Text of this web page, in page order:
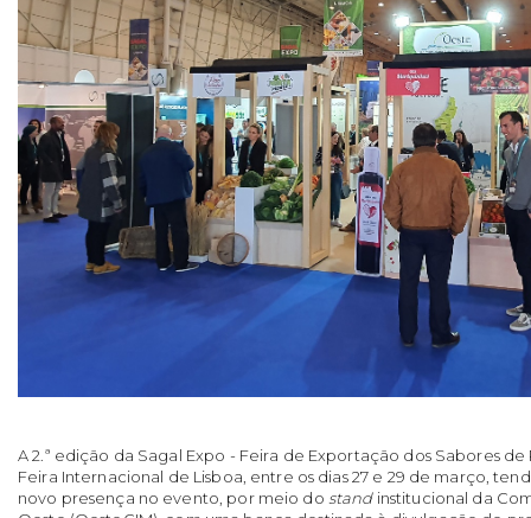
A 2.ª edição da Sagal Expo - Feira de Exportação dos Sabores
Feira Internacional de Lisboa, entre os dias 27 e 29 de março,
novo presença no evento, por meio do standinstitucional da